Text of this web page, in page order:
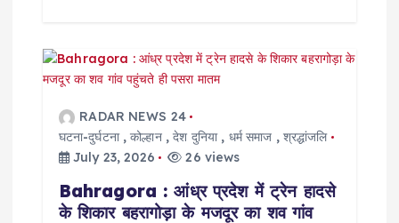
RADAR NEWS 24
घटना-दुर्घटना,कोल्हान,देश दुनिया, धर्म समाज , श्रद्धांजलि
July 23, 2026
26 views
Bahragora : आंध्र प्रदेश में ट्रेन हादसे
के शिकार बहरागोड़ा के मजदूर का शव गांव